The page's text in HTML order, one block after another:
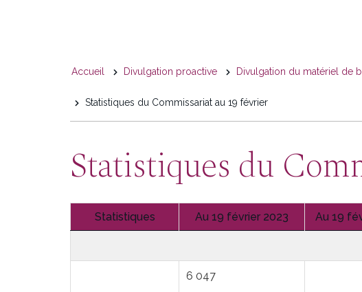
You
are
here
Accueil Divulgation proactive Divulgation du matériel de
Statistiques du Commissariat au 19 février
Statistiques du
Statistiques Au 19 février 2023 Au 19
6 047